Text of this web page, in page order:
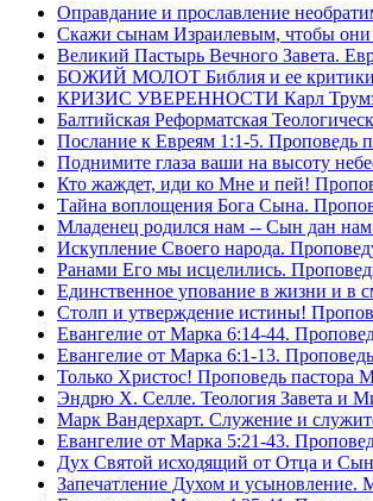
Оправдание и прославление
Скажи сынам Израилевым, чтобы
Великий Пастырь Вечного Завета.
БОЖИЙ МОЛОТ Библия и ее критики
КРИЗИС УВЕРЕННОСТИ Карл
Балтийская Реформатская
Послание к Евреям 1:1-5. Проповедь
Поднимите глаза ваши на высоту
Кто жаждет, иди ко Мне и пей!
Тайна воплощения Бога Сына.
Младенец родился нам -- Сын дан
Искупление Своего народа.
Ранами Его мы исцелились.
Единственное упование в жизни и
Столп и утверждение истины!
Евангелие от Марка 6:14-44.
Евангелие от Марка 6:1-13.
Только Христос! Проповедь пастора
Эндрю Х. Селле. Теология Завета и
Марк Вандерхарт. Служение и
Евангелие от Марка 5:21-43.
Дух Святой исходящий от Отца и
Запечатление Духом и усыновление.